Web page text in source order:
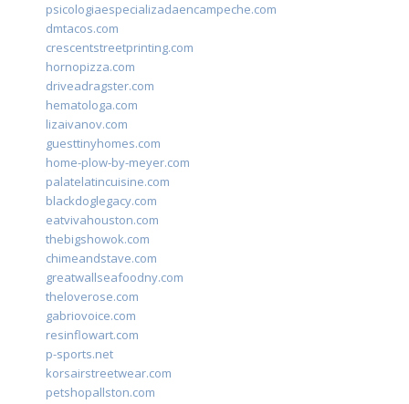
psicologiaespecializadaencampeche.com
dmtacos.com
crescentstreetprinting.com
hornopizza.com
driveadragster.com
hematologa.com
lizaivanov.com
guesttinyhomes.com
home-plow-by-meyer.com
palatelatincuisine.com
blackdoglegacy.com
eatvivahouston.com
thebigshowok.com
chimeandstave.com
greatwallseafoodny.com
theloverose.com
gabriovoice.com
resinflowart.com
p-sports.net
korsairstreetwear.com
petshopallston.com